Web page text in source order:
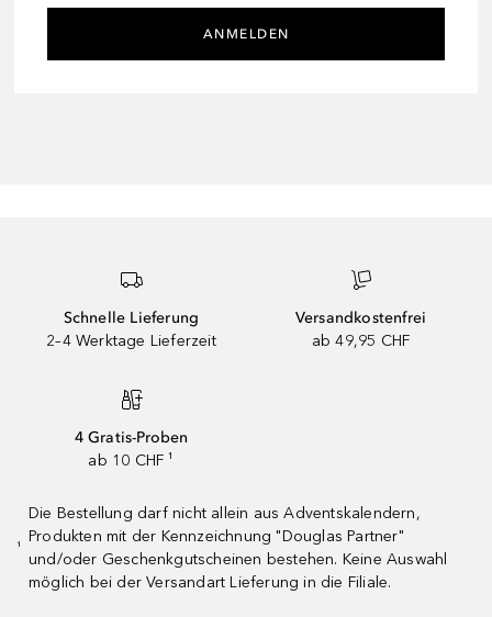
ANMELDEN
Schnelle Lieferung
2–4 Werktage Lieferzeit
Versandkostenfrei
ab 49,95 CHF
4 Gratis-Proben
ab 10 CHF ¹
¹
Die Bestellung darf nicht allein aus Adventskalendern,
Produkten mit der Kennzeichnung "Douglas Partner"
und/oder Geschenkgutscheinen bestehen. Keine Auswahl
möglich bei der Versandart Lieferung in die Filiale.